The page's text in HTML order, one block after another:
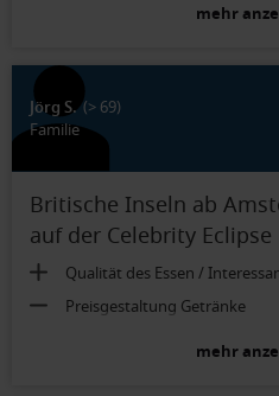
keine Infrastruktur. Verstehe
Etwas in die Jahre gekommen
mehr
Jörg S. (> 69)
Familie
Britische Inseln ab
auf der Celebrity Eclipse
Qualität des Essen /
Preisgestaltung Getränke
mehr